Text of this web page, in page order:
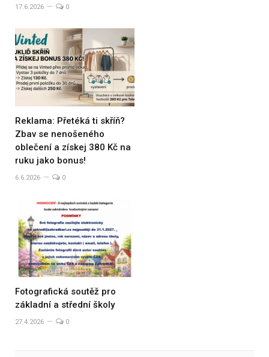
17.6.2026 0
Reklama: Přetéká ti skříň?
Zbav se nenošeného
oblečení a získej 380 Kč na
ruku jako bonus!
6.6.2026 0
Fotografická soutěž pro
základní a střední školy
27.4.2026 0